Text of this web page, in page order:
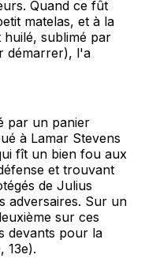
Quand ce fût
matelas, et à la
sublimé par
démarrer), l'a
par un panier
à Lamar Stevens
fît un bien fou aux
et trouvant
de Julius
adversaires. Sur un
sur ces
devants pour la
13e).